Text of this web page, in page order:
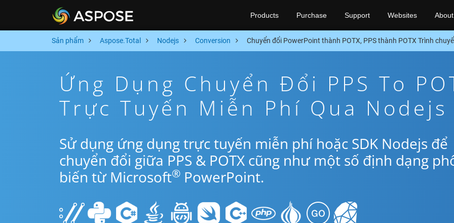
Products Purchase Support Websites About
Sản phẩm Aspose.Total Nodejs Conversion Chuyển đổi PowerPoint thành POTX, PPS thành POTX Trình
Ứng Dụng Chuyển Đổi PPS To
Trực Tuyến Miễn Phí Qua Nodejs
Sử dụng ứng dụng trực tuyến miễn phí hoặc SDK Nodejs để
chuyển đổi giữa PPS & POTX cũng như một số định dạng
biến từ Microsoft® PowerPoint.